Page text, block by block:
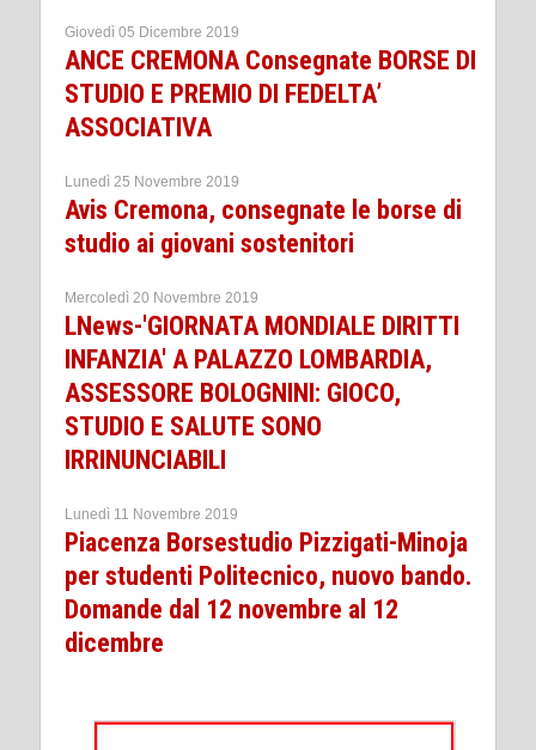
Giovedì 05 Dicembre 2019
ANCE CREMONA Consegnate BORSE DI
STUDIO E PREMIO DI FEDELTA’
ASSOCIATIVA
Lunedì 25 Novembre 2019
Avis Cremona, consegnate le borse di
studio ai giovani sostenitori
Mercoledì 20 Novembre 2019
LNews-'GIORNATA MONDIALE DIRITTI
INFANZIA' A PALAZZO LOMBARDIA,
ASSESSORE BOLOGNINI: GIOCO,
STUDIO E SALUTE SONO
IRRINUNCIABILI
Lunedì 11 Novembre 2019
Piacenza Borsestudio Pizzigati-Minoja
per studenti Politecnico, nuovo bando.
Domande dal 12 novembre al 12
dicembre